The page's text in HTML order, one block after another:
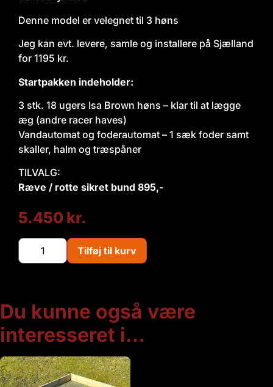
Denne model er velegnet til 3 høns
Jeg kan evt. levere, samle og installere på Sjælland
for 1195 kr.
Startpakken indeholder:
3 stk. 18 ugers Isa Brown høns – klar til at lægge
æg (andre racer haves)
Vandautomat og foderautomat – 1 sæk foder samt
skaller, halm og træspåner
TILVALG:
Ræve / rotte sikret bund 895,-
5.450 kr.
Tilføj til kurv
Du kunne også være
interesseret i…